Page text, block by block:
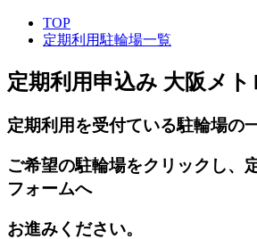
TOP
定期利用駐輪場一覧
定期利用申込み 大阪メト
定期利用を受付ている駐輪場の
ご希望の駐輪場をクリックし、
フォームへ
お進みください。